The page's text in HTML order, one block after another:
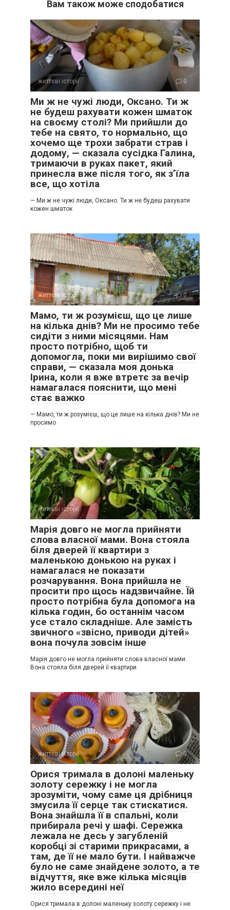
Вам також може сподобатися
життєві історії 0
Ми ж не чужі люди, Оксано. Ти ж
не будеш рахувати кожен шматок
на своєму столі? Ми прийшли до
тебе на свято, то нормально, що
хочемо ще трохи забрати страв і
додому, — сказала сусідка Галина,
тримаючи в руках пакет, який
принесла вже після того, як з’їла
все, що хотіла
— Ми ж не чужі люди, Оксано. Ти ж не будеш рахувати
кожен шматок
життєві історії 0
Мамо, ти ж розумієш, що це лише
на кілька днів? Ми не просимо тебе
сидіти з ними місяцями. Нам
просто потрібно, щоб ти
допомогла, поки ми вирішимо свої
справи, — сказала моя донька
Ірина, коли я вже втретє за вечір
намагалася пояснити, що мені
стає важко
— Мамо, ти ж розумієш, що це лише на кілька днів? Ми не
просимо
життєві історії 0
Марія довго не могла прийняти
слова власної мами. Вона стояла
біля дверей її квартири з
маленькою донькою на руках і
намагалася не показати
розчарування. Вона прийшла не
просити про щось надзвичайне. Їй
просто потрібна була допомога на
кілька годин, бо останнім часом
усе стало складніше. Але замість
звичного «звісно, приводи дітей»
вона почула зовсім інше
Марія довго не могла прийняти слова власної мами.
Вона стояла біля дверей її квартири
життєві історії 0
Орися тримала в долоні маленьку
золоту сережку і не могла
зрозуміти, чому саме ця дрібниця
змусила її серце так стискатися.
Вона знайшла її в спальні, коли
прибирала речі у шафі. Сережка
лежала не десь у загубленій
коробці зі старими прикрасами, а
там, де її не мало бути. І найважче
було не саме знайдене золото, а те
відчуття, яке вже кілька місяців
жило всередині неї
Орися тримала в долоні маленьку золоту сережку і не